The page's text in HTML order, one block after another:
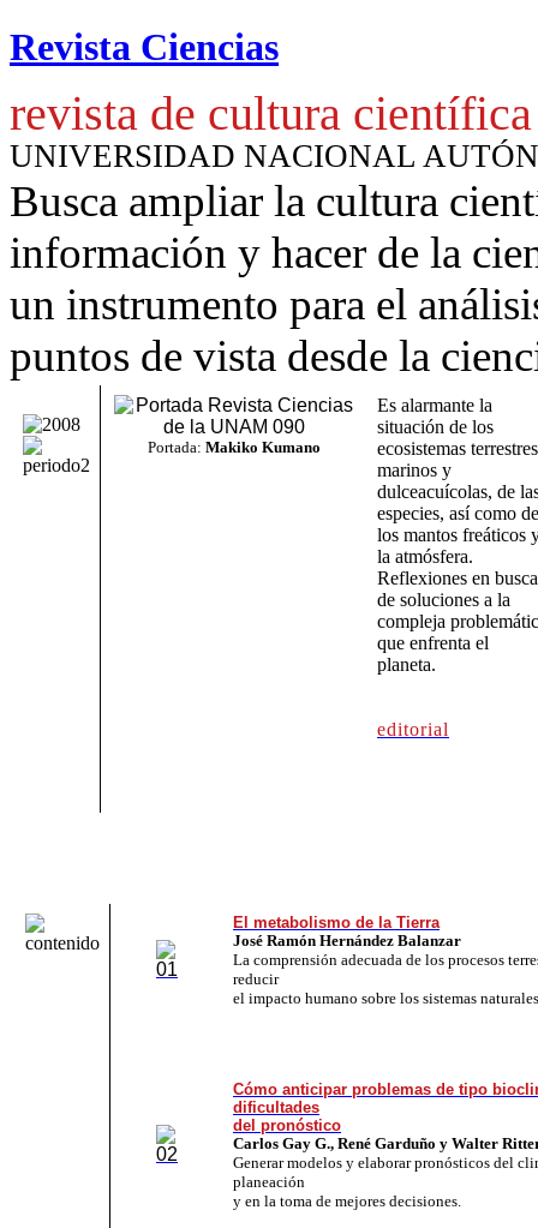
Revista Ciencias
revista de cultura científica
UNIVERSIDAD NACIONAL
Busca ampliar la cultura
información y hacer de la
un instrumento para el
puntos de vista desde la
Portada: Makiko Kumano
Es alarmante la
situación de los
ecosistemas
marinos y
dulceacuícolas, de
especies, así como de
los mantos freáticos
la atmósfera.
Reflexiones en busca
de soluciones a la
compleja
que enfrenta el
planeta.
editorial
El metabolismo de la Tierra
José Ramón Hernández Balanzar
La comprensión adecuada de los procesos
reducir
el impacto humano sobre los sistemas
Cómo anticipar problemas de tipo
dificultades
del pronóstico
Carlos Gay G., René Garduño y Walter
Generar modelos y elaborar pronósticos del
planeación
y en la toma de mejores decisiones.